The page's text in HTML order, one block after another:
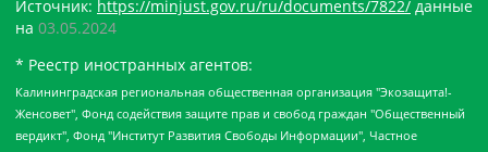
Источник: https://minjust.gov.ru/ru/documents/7822/ данные
на 03.05.2024
* Реестр иностранных агентов:
Калининградская региональная общественная организация "Экозащита!-Женсовет", Фонд содействия защите прав и свобод граждан "Общественный вердикт", Фонд "Институт Развития Свободы Информации", Частное учреждение "Информационное агентство МЕМО. РУ", Региональная общественная организация "Общественная комиссия по сохранению наследия академика Сахарова", Фонд поддержки свободы прессы, Санкт-Петербургская общественная правозащитная организация "Гражданский контроль", Межрегиональная общественная организация "Информационно-просветительский центр "Мемориал", Региональный Фонд "Центр Защиты Прав Средств Массовой Информации", с 05.12.2023 Фонд "Центр Защиты Прав Средств массовой информации", Региональная общественная благотворительная организация помощи беженцам и мигрантам "Гражданское содействие", Негосударственное образовательное учреждение дополнительного профессионального образования (повышение квалификации) специалистов "АКАДЕМИЯ ПО ПРАВАМ ЧЕЛОВЕКА", Свердловская региональная общественная организация "Сутяжник", Автономная некоммерческая организация "Центр независимых социологических исследований", Союз общественных объединений "Российский исследовательский центр по правам человека", Региональное общественное учреждение научно-информационный центр "МЕМОРИАЛ", Некоммерческая организация "Фонд защиты гласности", Автономная некоммерческая организация "Институт прав человека", Городская общественная организация "Екатеринбургское общество "МЕМОРИАЛ", Городская общественная организация "Рязанское историко-просветительское и правозащитное общество "Мемориал" (Рязанский Мемориал), Челябинский региональный орган общественной самодеятельности – женское общественное объединение "Женщины Евразии", Челябинский региональный орган общественной самодеятельности "Уральская правозащитная группа", Фонд содействия защите здоровья и социальной справедливости имени Андрея Рылькова, Автономная Некоммерческая Организация "Аналитический Центр Юрия Левады", Автономная некоммерческая организация социальной поддержки населения "Проект Апрель", Региональная общественная организация помощи женщинам и детям, находящимся в кризисной ситуации "Информационно-методический центр "Анна", Фонд содействия развитию массовых коммуникаций и правовому просвещению "Так-так-Так", Фонд содействия устойчивому развитию "Серебряная тайга", Свердловский региональный общественный фонд социальных проектов "Новое время", "Idel.Реалии", Кавказ.Реалии, Крым.Реалии, Телеканал Настоящее Время, Татаро-башкирская служба Радио Свобода (Azatliq Radiosi), Радио Свободная Европа/Радио Свобода (PCE/PC), "Сибирь.Реалии", "Фактограф", Благотворительный фонд помощи осужденным и их семьям, Автономная некоммерческая организация "Институт глобализации и социальных движений", Фонд "В защиту прав заключенных", Частное учреждение "Центр поддержки и содействия развитию средств массовой информации", Пензенский региональный общественный благотворительный фонд "Гражданский союз", "Север.Реалии", Некоммерческая организация Фонд "Правовая инициатива", Общество с ограниченной ответственностью "Радио Свободная Европа/Радио Свобода", Чешское информационное агентство "MEDIUM-ORIENT", Красноярская региональная общественная организация "Мы против СПИДа", Камалягин Денис Николаевич, Маркелов Сергей Евгеньевич, Пономарев Лев Александрович, Савицкая Людмила Алексеевна, Автономная некоммерческая организация "Центр по работе с проблемой насилия "НАСИЛИЮ.НЕТ", Межрегиональный профессиональный союз работников здравоохранения "Альянс врачей", Юридическое лицо, зарегистрированное в Латвийской Республике, SIA "Medusa Project" (регистрационный номер 40103797863, дата регистрации 10.06.2014), Некоммерческая организация "Фонд по борьбе с коррупцией", Автономная некоммерческая организация "Институт права и публичной политики", Баданин Роман Сергеевич, Гликин Максим Александрович, Железнова Мария Михайловна, Лукьянова Юлия Сергеевна, Маетная Елизавета Витальевна, Маняхин Петр Борисович, Чуракова Ольга Владимировна, Ярош Юлия Петровна, Юридическое лицо "The Insider SIA", зарегистрированное в Риге, Латвийская Республика (дата регистрации 26.06.2015), являющееся администратором доменного имени интернет-издания "The Insider SIA", https://theins.ru, Постернак Алексей Евгеньевич, Рубин Михаил Аркадьевич, Анин Роман Александрович, Юридическое лицо Istories fonds, зарегистрированное в Латвийской Республике (регистрационный номер 50008295751, дата регистрации 24.02.2020), Великовский Дмитрий Александрович, Долинина Ирина Николаевна, Мароховская Алеся Алексеевна, Шлейнов Роман Юрьевич, Шмагун Олеся Валентиновна, Общество с ограниченной ответственностью "Альтаир 2021", Общество с ограниченной ответственностью "Вега 2021", Общество с ограниченной ответственностью "Главный редактор 2021", Общество с ограниченной ответственностью "Ромашки монолит", Важенков Артем Валерьевич, Ивановская областная общественная организация "Центр гендерных исследований", Гурман Юрий Альбертович, Медиапроект "ОВД-Инфо", Егоров Владимир Владимирович, Жилинский Владимир Александрович, Общество с ограниченной ответственностью "ЗП", Иванова София Юрьевна, Карезина Инна Павловна, Кильтау Екатерина Викторовна, Петров Алексей Викторович, Пискунов Сергей Евгеньевич, Смирнов Сергей Сергеевич, Тихонов Михаил Сергеевич, Общество с ограниченной ответственностью "ЖУРНАЛИСТ-ИНОСТРАННЫЙ АГЕНТ", Арапова Галина Юрьевна, Вольтская Татьяна Анатольевна, Американская компания "Mason G.E.S. Anonymous Foundation" (США), являющаяся владельцем интернет-издания https://mnews.world/, Компания "Stichting Bellingcat", зарегистрированная в Нидерландах (дата регистрации 11.07.2018), Захаров Андрей Вячеславович, Клепиковская Екатерина Дмитриевна, Общество с ограниченной ответственностью "МЕМО", Перл Роман Александрович, Симонов Евгений Алексеевич, Соловьева Елена Анатольевна, Сотников Даниил Владимирович, Сурначева Елизавета Дмитриевна, Автономная некоммерческая организация по защите прав человека и информированию населения "Якутия – Наше Мнение", Общество с ограниченной ответственностью "Москоу диджитал медиа", с 26.01.2023 Общество с ограниченной ответственностью "Чайка Белые сады", Ветошкина Валерия Валерьевна, Заговора Максим Александрович, Межрегиональное общественное движение "Российская ЛГБТ - сеть", Оленичев Максим Владимирович, Павлов Иван Юрьевич, Скворцова Елена Сергеевна, Общество с ограниченной ответственностью "Как бы инагент", Кочетков Игорь Викторович, Общество с ограниченной ответственностью "Честные выборы", Еланчик Олег Александрович, Общество с ограниченной ответственностью "Нобелевский призыв", Гималова Регина Эмилевна, Григорьев Андрей Валерьевич, Григорьева Алина Александровна, Ассоциация по содействию защите прав призывников, альтернативнослужащих и военнослужащих "Правозащитная группа "Гражданин.Армия.Право", Хисамова Регина Фаритовна, Автономная некоммерческая организация по реализации социально-правовых программ "Лилит", Дальневосточное общественное движение "Маяк", Санкт-Петербургская ЛГБТ-инициативная группа "Выход", Инициативная группа ЛГБТ+ "Реверс", Алексеев Андрей Викторович, Бекбулатова Таисия Львовна, Беляев Иван Михайлович, Владыкина Елена Сергеевна, Гельман Марат Александрович, Никульшина Вероника Юрьевна, Толоконникова Надежда Андреевна, Шендерович Виктор Анатольевич, Общество с ограниченной ответственностью "Данное сообщение", Общество с ограниченной ответственностью Издательский дом "Новая глава", Айнбиндер Александра Александровна, Московский комьюнити-центр для ЛГБТ+инициатив, Благотворительный фонд развития филантропии, Deutsche Welle (Германия, Kurt-Schumacher-Strasse 3, 53113 Bonn), Борзунова Мария Михайловна, Воробьев Виктор Викторович, Голубева Анна Львовна, Константинова Алла Михайловна, Малкова Ирина Владимировна, Мурадов Мурад Абдулгалимович, Осетинская Елизавета Николаевна, Понасенков Евгений Николаевич, Ганапольский Матвей Юрьевич, Киселев Евгений Алексеевич, Борухович Ирина Григорьевна, Дремин Иван Тимофеевич, Дубровский Дмитрий Викторович, Красноярская региональная общественная организация поддержки и развития альтернативных образовательных технологий и межкультурных коммуникаций "ИНТЕРРА", Маяковская Екатерина Алексеевна, Фейгин Марк Захарович, Филимонов Андрей Викторович, Дзугкоева Регина Николаевна, Доброхотов Роман Александрович, Дудь Юрий Александрович, Елкин Сергей Владимирович, Кругликов Кирилл Игоревич, Сабунаева Мария Леонидовна, Семенов Алексей Владимирович, Шаинян Карен Багратович, Шульман Екатерина Михайловна, Асафьев Артур Валерьевич, Вахштайн Виктор Семенович, Венедиктов Алексей Алексеевич, Лушникова Екатерина Евгеньевна, Волков Леонид Михайлович, Невзоров Александр Глебович, Пархоменко Сергей Борисович, Сироткин Ярослав Николаевич, Кара-Мурза Владимир Владимирович, Баранова Наталья Владимировна, Гозман Леонид Яковлевич, Кагарлицкий Борис Юльевич, Климарев Михаил Валерьевич, Милов Владимир Станиславович, Автономная некоммерческая организация Краснодарский центр современного искусства "Типография", Моргенштерн Алишер Тагирович, Соболь Любовь Эдуардовна, Общество с ограниченной ответственностью "ЛИЗА НОРМ", Каспаров Гарри Кимович, Ходорковский Михаил Борисович, Общество с ограниченной ответственностью "Апрельские тезисы", Данилович Ирина Брониславовна, Кашин Олег Владимирович, Петров Николай Владимирович, Пивоваров Алексей Владимирович, Соколов Михаил Владимирович, Цветкова Юлия Владимировна, Чичваркин Евгений Александрович, Комитет против пыток/Команда против пыток, Общество с ограниченной ответственностью "Первый научный", Общество с ограниченной ответственностью "Вертолет и ко", Белоцерковская Вероника Борисовна, Кац Максим Евгеньевич, Лазарева Татьяна Юрьевна, Шаведдинов Руслан Табризович, Яшин Илья Валерьевич, Общество с ограниченной ответственностью "Иноагент ААВ", Алешковский Дмитрий Петрович, Альбац Евгения Марковна, Быков Дмитрий Львович, Галямина Юлия Евгеньевна, Лойко Сергей Леонидович, Мартынов Кирилл Константинович, Медведев Сергей Александрович, Крашенинников Федор Геннадиевич, Гордеева Катерина Вл